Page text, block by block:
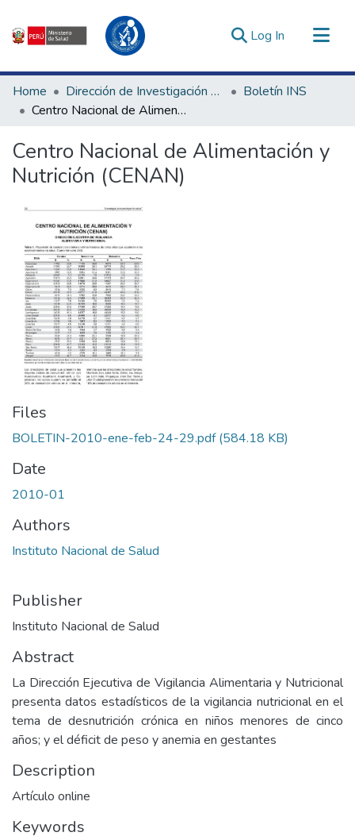
Log In (current)
Communities & Collections
All of DSpace
Estadísticas Externas
Enlaces de interés ▾
Home Dirección de Investigación e Innovación en Salud
Boletín INS
Centro Nacional de Alimentación y Nutrición (CENAN)
Centro Nacional de Alimentación y
Nutrición (CENAN)
Files
BOLETIN-2010-ene-feb-24-29.pdf(584.18 KB)
Date
2010-01
Authors
Instituto Nacional de Salud
Publisher
Instituto Nacional de Salud
Abstract
La Dirección Ejecutiva de Vigilancia Alimentaria y Nutricional
presenta datos estadísticos de la vigilancia nutricional en el
tema de desnutrición crónica en niños menores de cinco
años; y el déficit de peso y anemia en gestantes
Description
Artículo online
Keywords